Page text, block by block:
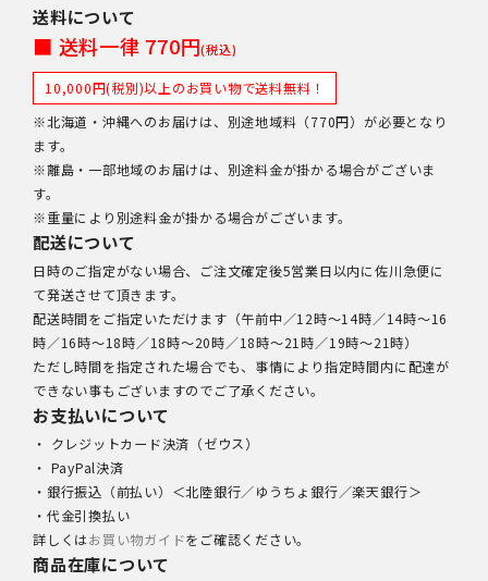
送料について
■ 送料一律 770円(税込)
10,000円(税別)以上のお買い物で送料無料！
※北海道・沖縄へのお届けは、別途地域料（770円）が必要となり
ます。
※離島・一部地域のお届けは、別途料金が掛かる場合がございま
す。
※重量により別途料金が掛かる場合がございます。
配送について
日時のご指定がない場合、ご注文確定後5営業日以内に佐川急便に
て発送させて頂きます。
配送時間をご指定いただけます（午前中／12時～14時／14時～16
時／16時～18時／18時～20時／18時～21時／19時～21時）
ただし時間を指定された場合でも、事情により指定時間内に配達が
できない事もございますのでご了承ください。
お支払いについて
・ クレジットカード決済（ゼウス）
・ PayPal決済
・銀行振込（前払い）＜北陸銀行／ゆうちょ銀行／楽天銀行＞
・代金引換払い
詳しくはお買い物ガイドをご確認ください。
商品在庫について